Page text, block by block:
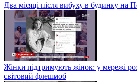
Два місяці після вибуху в будинку на
Жінки підтримують жінок: у мережі
світовий флешмоб